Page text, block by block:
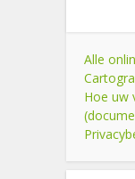
Alle
Hoe uw